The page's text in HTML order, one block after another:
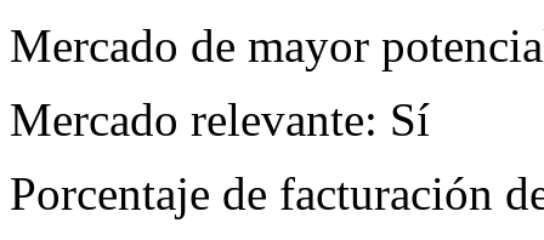
Mercado de mayor
Mercado relevante: Sí
Porcentaje de facturación